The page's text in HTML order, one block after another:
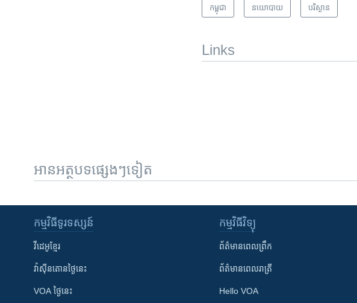
កម្ពុជា នយោបាយ បរិស្ថាន
Links
អានអត្ថបទផ្សេងៗទៀត
កម្មវិធី​ទូរទស្សន៍
វីដេអូ​ខ្មែរ
វ៉ាស៊ីនតោន​ថ្ងៃ​នេះ
VOA ថ្ងៃនេះ
កម្មវិធី​វិទ្យុ
ព័ត៌មាន​ពេល​ព្រឹក
ព័ត៌មាន​​ពេល​រាត្រី
Hello VOA